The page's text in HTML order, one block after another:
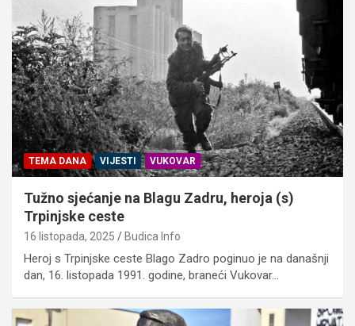
TEMA DANA VIJESTI VUKOVAR
Tužno sjećanje na Blagu Zadru, heroja (s)
Trpinjske ceste
16 listopada, 2025 Budica Info
Heroj s Trpinjske ceste Blago Zadro poginuo je na današnji
dan, 16. listopada 1991. godine, braneći Vukovar…